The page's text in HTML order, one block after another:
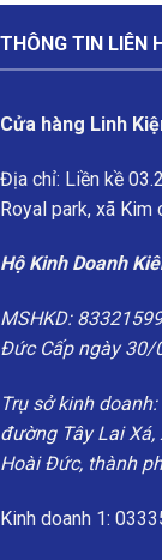
THÔNG TIN LIÊN
Cửa hàng Linh
Địa chỉ: Liền kề
Royal park, xã Kim
Hộ Kinh Doanh
MSHKD:
Đức Cấp ngày 30/
Trụ sở kinh
đường Tây Lai Xá,
Hoài Đức, thành
Kinh doanh 1: